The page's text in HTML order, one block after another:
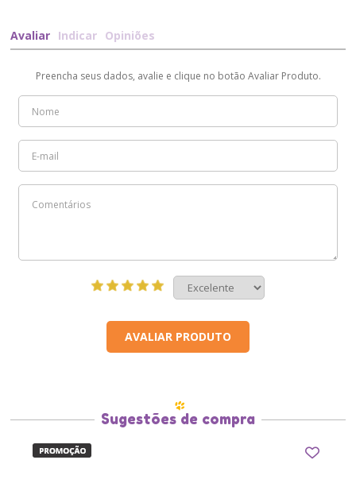
Avaliar Indicar Opiniões
Preencha seus dados, avalie e clique no botão Avaliar Produto.
AVALIAR PRODUTO
Sugestões de compra